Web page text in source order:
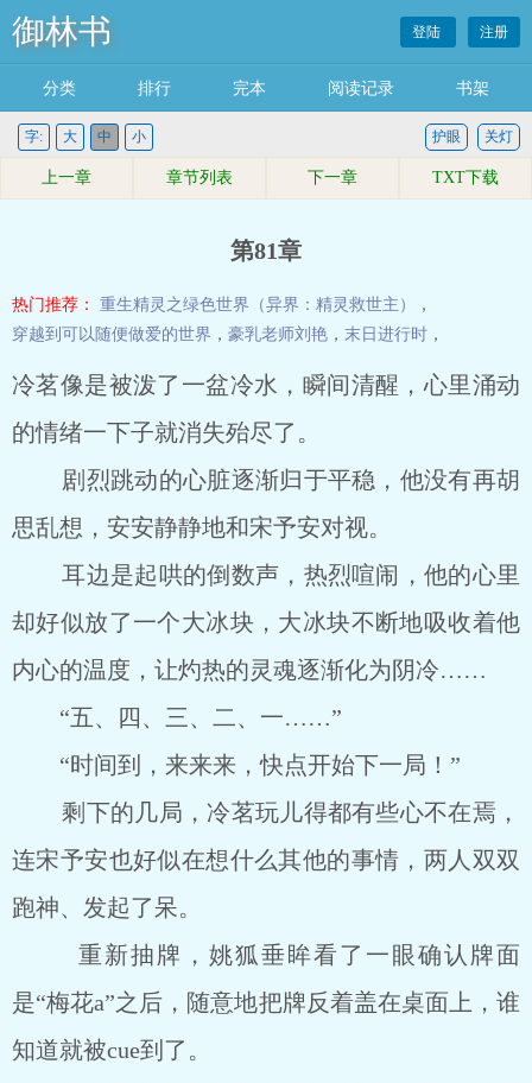
御林书 登陆 注册
分类 排行 完本 阅读记录 书架
字: 大 中 小 关灯
护眼
上一章 章节列表 下一章 TXT下载
第81章
热门推荐： 重生精灵之绿色世界（异界：精灵救世主）
，
穿越到可以随便做爱的世界 ， 豪乳老师刘艳 ， 末日进行时 ，
冷茗像是被泼了一盆冷水，瞬间清醒，心里涌动
的情绪一下子就消失殆尽了。
剧烈跳动的心脏逐渐归于平稳，他没有再胡
思乱想，安安静静地和宋予安对视。
耳边是起哄的倒数声，热烈喧闹，他的心里
却好似放了一个大冰块，大冰块不断地吸收着他
内心的温度，让灼热的灵魂逐渐化为阴冷……
“五、四、三、二、一……”
“时间到，来来来，快点开始下一局！”
剩下的几局，冷茗玩儿得都有些心不在焉，
连宋予安也好似在想什么其他的事情，两人双双
跑神、发起了呆。
重新抽牌，姚狐垂眸看了一眼确认牌面
是“梅花a”之后，随意地把牌反着盖在桌面上，谁
知道就被cue到了。